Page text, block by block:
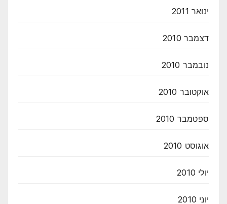
ינואר 2011
דצמבר 2010
נובמבר 2010
אוקטובר 2010
ספטמבר 2010
אוגוסט 2010
יולי 2010
יוני 2010